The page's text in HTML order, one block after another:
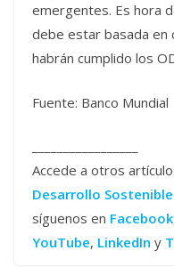
emergentes. Es hora
debe estar basada
habrán cumplido los
Fuente: Banco Mundial
Accede a otros
Desarrollo Sostenible
síguenos en Facebook
YouTube, LinkedIn y